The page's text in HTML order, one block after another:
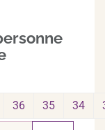
34
35
36